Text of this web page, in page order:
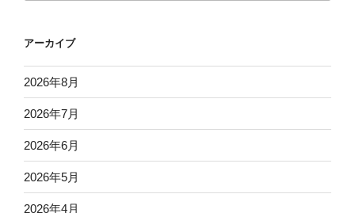
アーカイブ
2026年8月
2026年7月
2026年6月
2026年5月
2026年4月